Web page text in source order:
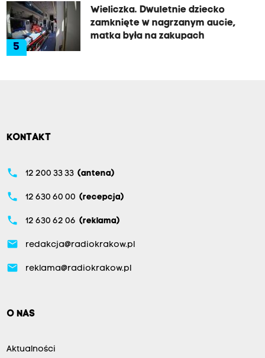
5
Wieliczka. Dwuletnie dziecko
zamknięte w nagrzanym aucie,
matka była na zakupach
KONTAKT
phone 12 200 33 33 (antena)
phone 12 630 60 00 (recepcja)
phone 12 630 62 06 (reklama)
email redakcja@radiokrakow.pl
email reklama@radiokrakow.pl
O NAS
Aktualności